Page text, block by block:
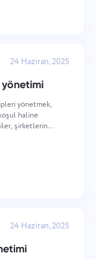
24 Haziran, 2025
yönetimi
yönetmek,
haline
şirketlerin
24 Haziran, 2025